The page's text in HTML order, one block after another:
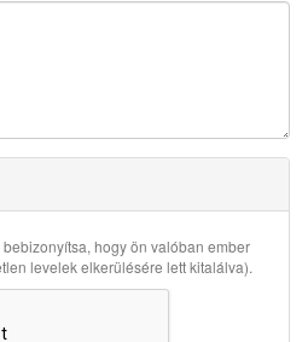
hogy ön valóban ember
levelek elkerülésére lett kitalálva).